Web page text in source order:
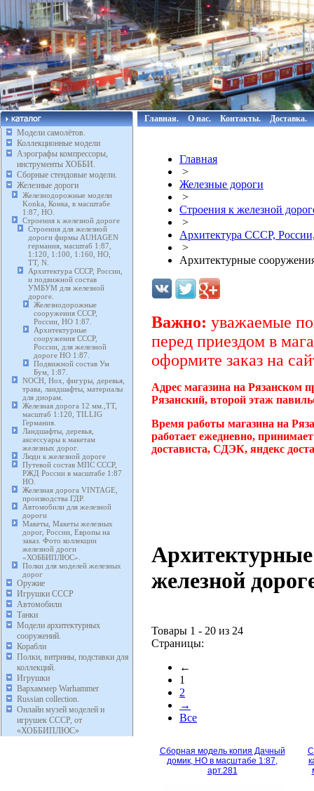
Модели самолётов.
Коллекционные модели
Аэрографы компрессоры,
инструменты ХОББИ.
Сборные стендовые модели.
Железные дороги
Железнодорожные модели
Konka, Конка, в масштабе
1:87, HO.
Строения к железной дороге
Строения для железной
дороги фирмы AUHAGEN
германия, масштаб 1:87,
1:120, 1:100, 1:160, HO,
TT, N.
Архитектура СССР, России,
и подвижной состав
УМБУМ для железной
дороге.
Железнодорожные
сооружения СССР,
России, HO 1:87.
Архитектурные
сооружения СССР,
России, для железной
дороге HO 1:87.
Подвижной состав Ум
Бум, 1:87.
NOCH, Нох, фигуры, деревья,
трава, ландшафты, материалы
для диорам.
Железная дорога 12 мм.,TT,
масштаб 1:120, TILLIG
Германия.
Ландшафты, деревья,
аксессуары к макетам
железных дорог.
Люди к железной дороге
Путевой состав МПС СССР,
РЖД России в масштабе 1:87
HO.
Железная дорога VINTAGE,
производства ГДР.
Автомобили для железной
дороги
Макеты, Макеты железных
дорог, России, Европы на
заказ. Фото коллекции
железной дроги
«ХОББИПЛЮС».
Полки для моделей железных
дорог
Оружие
Игрушки СССР
Автомобили
Танки
Модели архитектурных
сооружений.
Корабли
Полки, витрины, подставки для
коллекций.
Игрушки
Вархаммер Warhammer
Russian collection.
Онлайн музей моделей и
игрушек СССР, от
«ХОББИПЛЮС»
Главная. О нас. Контакты. Доставка.
Главная
>
Железные дороги
>
Строения к железной
>
Архитектура СССР,
>
Архитектурные
Важно: уважаемые
перед приездом в
оформите заказ на
Адрес магазина на Рязанском
Рязанский, второй этаж
Время работы магазина на
работает ежедневно,
достависта, СДЭК, яндекс
железной
Товары 1 - 20 из 24
Страницы:
←
1
2
→
Все
Сборная модель копия Дачный
домик, HO в масштабе 1:87,
арт.281